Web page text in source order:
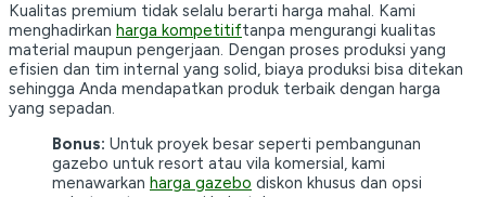
Kualitas premium tidak selalu berarti harga mahal. Kami
menghadirkan harga kompetitiftanpa mengurangi kualitas
material maupun pengerjaan. Dengan proses produksi yang
efisien dan tim internal yang solid, biaya produksi bisa ditekan
sehingga Anda mendapatkan produk terbaik dengan harga
yang sepadan.
Bonus: Untuk proyek besar seperti pembangunan
gazebo untuk resort atau vila komersial, kami
menawarkan harga gazebo diskon khusus dan opsi